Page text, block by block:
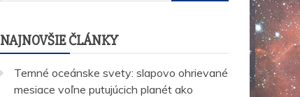
NAJNOVŠIE ČLÁNKY
Temné oceánske svety: slapovo ohrievané
mesiace voľne putujúcich planét ako